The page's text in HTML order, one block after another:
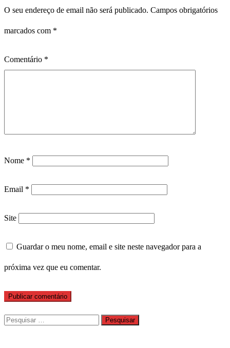
O seu endereço de email não será publicado. Campos obrigatórios
marcados com *
Comentário *
Nome *
Email *
Site
Guardar o meu nome, email e site neste navegador para a
próxima vez que eu comentar.
Pesquisar
por: